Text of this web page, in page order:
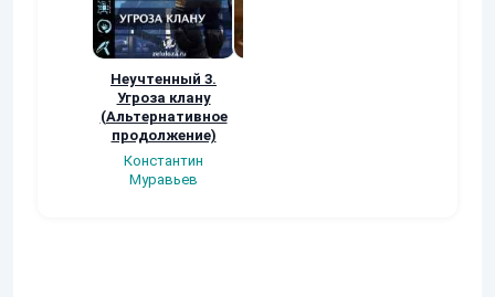
Неучтенный 3.
Угроза клану
(Альтернативное
продолжение)
Константин
Муравьев